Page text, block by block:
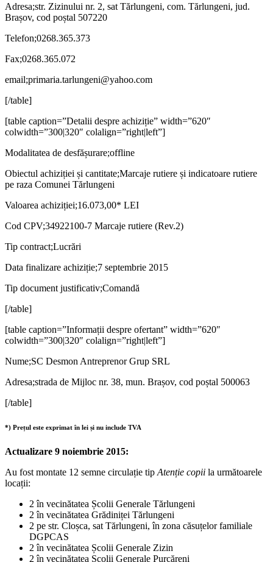
Adresa;str. Zizinului nr. 2, sat Tărlungeni, com. Tărlungeni, jud.
Brașov, cod poștal 507220
Telefon;0268.365.373
Fax;0268.365.072
email;primaria.tarlungeni@yahoo.com
[/table]
[table caption=”Detalii despre achiziție” width=”620″
colwidth=”300|320″ colalign=”right|left”]
Modalitatea de desfășurare;offline
Obiectul achiziției și cantitate;Marcaje rutiere și indicatoare rutiere
pe raza Comunei Tărlungeni
Valoarea achiziției;16.073,00* LEI
Cod CPV;34922100-7 Marcaje rutiere (Rev.2)
Tip contract;Lucrări
Data finalizare achiziție;7 septembrie 2015
Tip document justificativ;Comandă
[/table]
[table caption=”Informații despre ofertant” width=”620″
colwidth=”300|320″ colalign=”right|left”]
Nume;SC Desmon Antreprenor Grup SRL
Adresa;strada de Mijloc nr. 38, mun. Brașov, cod poștal 500063
[/table]
*) Prețul este exprimat în lei și nu include TVA
Actualizare 9 noiembrie 2015:
Au fost montate 12 semne circulație tip Atenție copii la următoarele
locații:
2 în vecinătatea Școlii Generale Tărlungeni
2 în vecinătatea Grădiniței Tărlungeni
2 pe str. Cloșca, sat Tărlungeni, în zona căsuțelor familiale
DGPCAS
2 în vecinătatea Școlii Generale Zizin
2 în vecinătatea Școlii Generale Purcăreni